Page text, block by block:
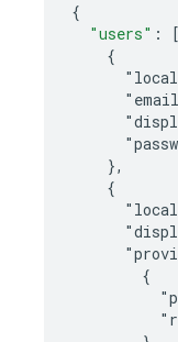
{
"users" :
[
    {
    },
    {
        {